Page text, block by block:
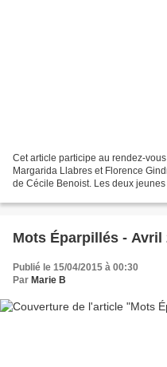
Cet article participe au rendez-
Margarida Llabres et Florence
de Cécile Benoist. Les deux
Mots Éparpillés - Avril
Publié le 15/04/2015 à 00:30
Par Marie B